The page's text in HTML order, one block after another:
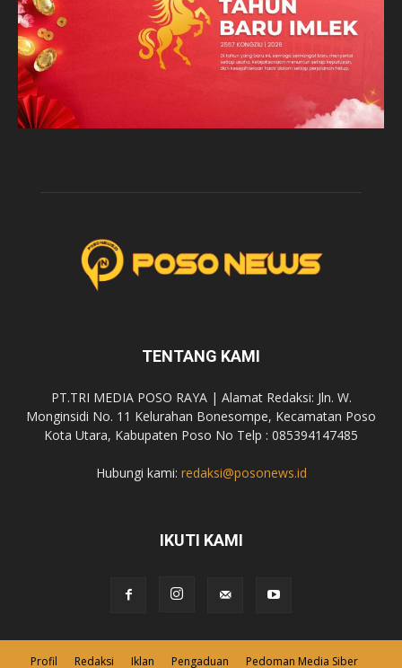
TENTANG KAMI
PT.TRI MEDIA POSO RAYA | Alamat Redaksi: Jln. W.
Monginsidi No. 11 Kelurahan Bonesompe, Kecamatan Poso
Kota Utara, Kabupaten Poso No Telp : 085394147485
Hubungi kami: redaksi@posonews.id
IKUTI KAMI
Profil Redaksi Iklan Pengaduan Pedoman Media Siber